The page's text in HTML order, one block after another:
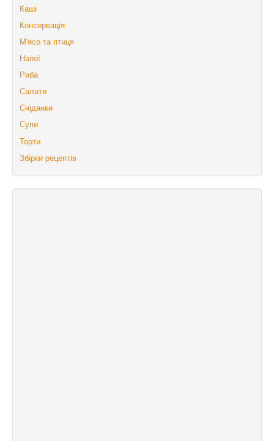
Каші
Консервація
М'ясо та птиця
Напої
Риба
Салати
Сніданки
Супи
Торти
Збірки рецептів